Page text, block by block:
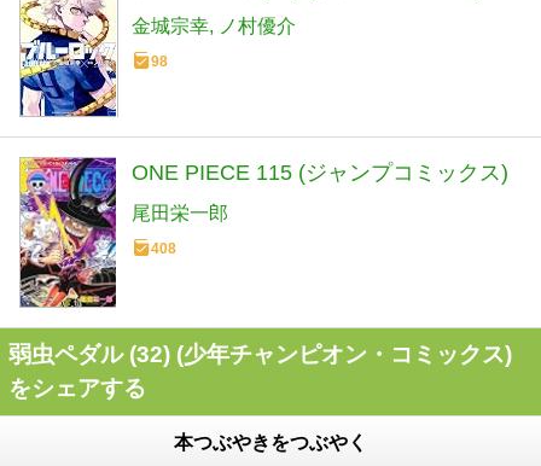
金城宗幸 ノ村優介
98
ONE PIECE 115 (ジャンプコミックス)
尾田栄一郎
408
弱虫ペダル (32) (少年チャンピオン・コミックス)
をシェアする
本つぶやきをつぶやく